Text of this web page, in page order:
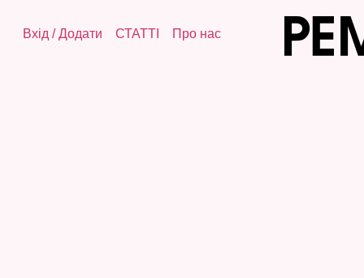
Вхід /Додати СТАТТІ Про нас